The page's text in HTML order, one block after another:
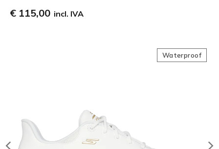
€ 115,00 incl. IVA
Waterproof